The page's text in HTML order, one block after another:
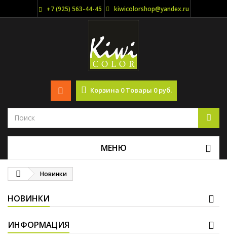
+7 (925) 563-44-45 kiwicolorshop@yandex.ru
Корзина 0 Товары 0 руб.
МЕНЮ
Новинки
НОВИНКИ
ИНФОРМАЦИЯ